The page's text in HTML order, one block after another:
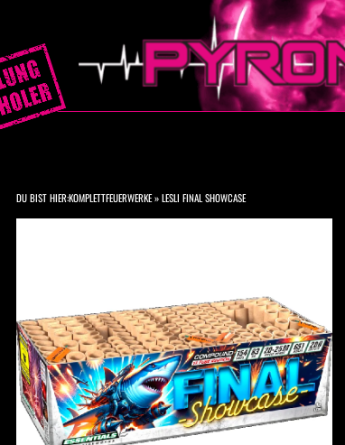
DU BIST HIER:KOMPLETTFEUERWERKE»LESLI FINAL SHOWCASE